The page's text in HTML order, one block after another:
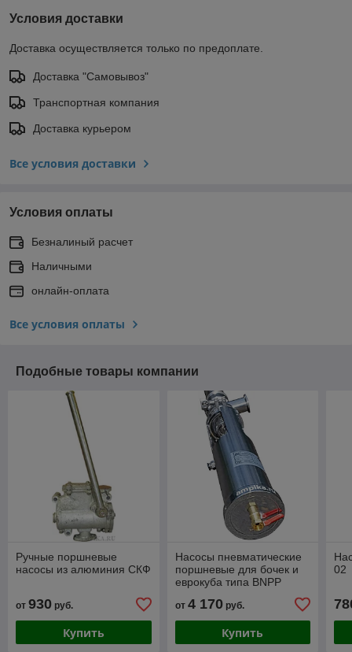
Условия доставки
Доставка осуществляется только по предоплате.
Доставка "Самовывоз"
Транспортная компания
Доставка курьером
Все условия доставки
Условия оплаты
Безналиный расчет
Наличными
онлайн-оплата
Все условия оплаты
Подобные товары компании
Ручные поршневые
насосы из алюминия СКФ
от 930 руб.
Купить
Насосы пневматические
поршневые для бочек и
еврокуба типа BNPP
от 4 170руб.
Купить
02